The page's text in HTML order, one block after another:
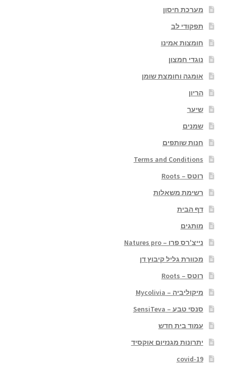
מערכת חיסון
תפקודי לב
חומצות אמינו
נוגדי חמצון
אומגה וחומצת שומן
הריון
שיער
שמנים
חנות שותפים
Terms and Conditions
רוטס – Roots
רשימת משאלות
דף הבית
מותגים
נייצ'רס פרו – Natures pro
מכוורת גליל קיבוץ דן
רוטס – Roots
מיקוליביה – Mycolivia
סנסי טבע – SensiTeva
עמוד בית חדש
יתרונות מגנזיום אוקסיד
covid-19